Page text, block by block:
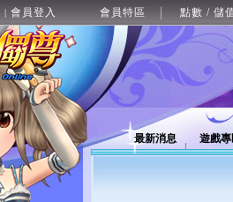
| 會員登入 會員特區 點數 / 儲
最新消息 遊戲